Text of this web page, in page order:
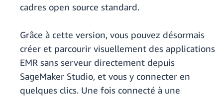
cadres open source standard.
Grâce à cette version, vous pouvez désormais
créer et parcourir visuellement des applications
EMR sans serveur directement depuis
SageMaker Studio, et vous y connecter en
quelques clics. Une fois connecté à une